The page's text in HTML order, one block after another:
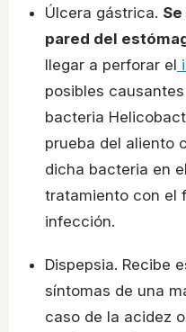
Úlcera gástrica.
pared del
llegar a perforar el
posibles
bacteria
prueba del aliento
dicha bacteria en
tratamiento con el
infección.
Dispepsia. Recibe
síntomas de una
caso de la acidez